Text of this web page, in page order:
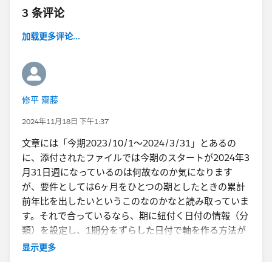
3 条评论
加载更多评论...
修平 齋藤
2024年11月18日 下午1:37
文章には「今期2023/10/1～2024/3/31」とあるの
に、添付されたファイルでは今期のスタートが2024年3
月31日週になっているのは何故なのか気になります
が、要件としては6ヶ月をひとつの期としたときの累計
前年比を出したいというこのなのかなと読み取っていま
す。それで合っているなら、期に紐付く日付の情報（分
類）を設定し、1期分をずらした日付で軸を作る方法が
考えられます。
显示更多